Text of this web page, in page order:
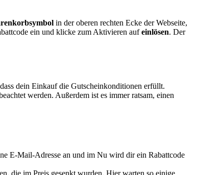
in der oberen rechten Ecke der Webseite,
ein und klicke zum Aktivieren aufeinlösen. Der
dein Einkauf die Gutscheinkonditionen erfüllt.
werden. Außerdem ist es immer ratsam, einen
E-Mail-Adresse an und im Nu wird dir ein Rabattcode
die im Preis gesenkt wurden. Hier warten so einige